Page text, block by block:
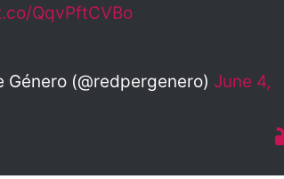
QqvPftCVBo
(@redpergenero) June 4,